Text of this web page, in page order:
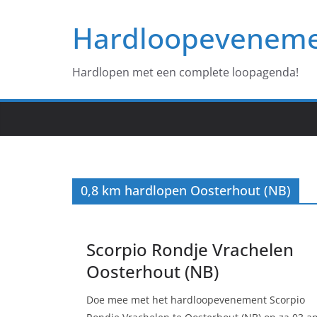
Hardlopen met een complete loopagenda!
0,8 km hardlopen Oosterhout (NB)
Scorpio Rondje Vrachelen
Oosterhout (NB)
Doe mee met het hardloopevenement Scorpio